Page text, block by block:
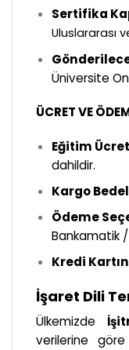
Sertifika
Uluslararası
Üniversite
ÜCRET VE
Eğitim
dahildir.
Kargo
Ödeme
Bankamatik /
Kredi
İşaret Dili
Ülkemizde
verilerine